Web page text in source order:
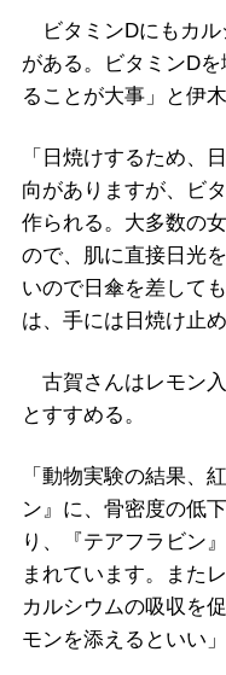
ビタミンDにもカル
がある。ビタミンD
ることが大事」と伊
「日焼けするため、
向がありますが、ビ
作られる。大多数の
ので、肌に直接日光
いので日傘を差して
は、手には日焼け止
古賀さんはレモン
とすすめる。
「動物実験の結果、
ン』に、骨密度の低
り、『テアフラビン
まれています。また
カルシウムの吸収を
モンを添えるといい」